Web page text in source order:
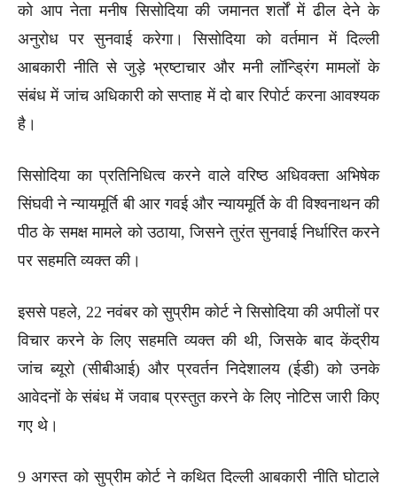
को आप नेता मनीष सिसोदिया की जमानत शर्तों में ढील देने के
अनुरोध पर सुनवाई करेगा। सिसोदिया को वर्तमान में दिल्ली
आबकारी नीति से जुड़े भ्रष्टाचार और मनी लॉन्ड्रिंग मामलों के
संबंध में जांच अधिकारी को सप्ताह में दो बार रिपोर्ट करना आवश्यक
है।
सिसोदिया का प्रतिनिधित्व करने वाले वरिष्ठ अधिवक्ता अभिषेक
सिंघवी ने न्यायमूर्ति बी आर गवई और न्यायमूर्ति के वी विश्वनाथन की
पीठ के समक्ष मामले को उठाया, जिसने तुरंत सुनवाई निर्धारित करने
पर सहमति व्यक्त की।
इससे पहले, 22 नवंबर को सुप्रीम कोर्ट ने सिसोदिया की अपीलों पर
विचार करने के लिए सहमति व्यक्त की थी, जिसके बाद केंद्रीय
जांच ब्यूरो (सीबीआई) और प्रवर्तन निदेशालय (ईडी) को उनके
आवेदनों के संबंध में जवाब प्रस्तुत करने के लिए नोटिस जारी किए
गए थे।
9 अगस्त को सुप्रीम कोर्ट ने कथित दिल्ली आबकारी नीति घोटाले